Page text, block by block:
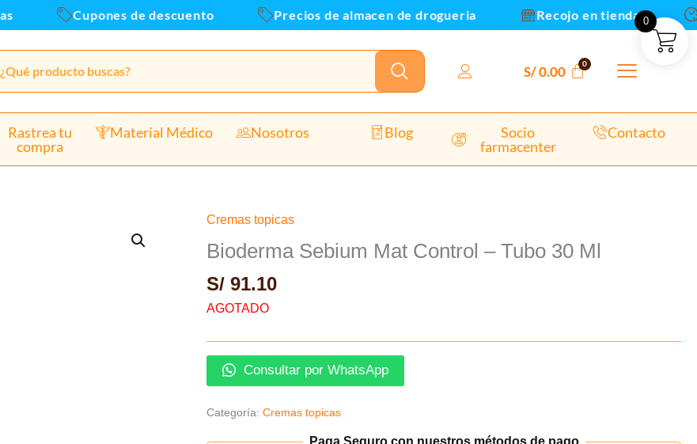
Cupones de descuento Precios de almacen de drogueria Recojo en tienda
S/0.00
Rastrea tu
compra
Material Médico Nosotros Blog
Socio
farmacenter
Contacto
Cremas topicas
Bioderma Sebium Mat Control – Tubo 30 Ml
S/ 91.10
AGOTADO
Consultar por WhatsApp
Categoría:Cremas topicas
0